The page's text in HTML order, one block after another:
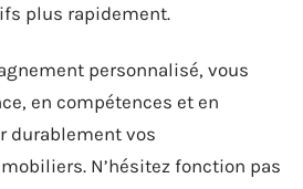
plus rapidement.
personnalisé, vous
en compétences et en
durablement vos
N’hésitez fonction pas